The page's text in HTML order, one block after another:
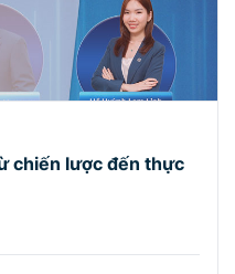
chiến lược đến thực